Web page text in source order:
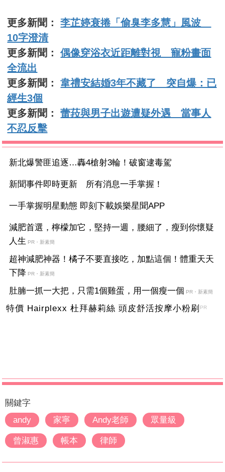
更多新聞：李芷婷衰捲「偷臭李多慧」風波
10字澄清
更多新聞：偶像穿浴衣近距離對視 寵粉畫面
全流出
更多新聞：韋禮安結婚3年不藏了 突自爆：已
經生3個
更多新聞：蕾菈與男子出遊遭疑外遇 當事人
不忍反擊
新北爆警匪追逐…轟4槍射3輪！破窗逮毒駕
新聞事件即時更新 所有消息一手掌握！
一手掌握明星動態 即刻下載娛樂星聞APP
減肥首選，檸檬加它，堅持一週，腰細了，瘦到你懷疑
人生 PR・新素簡
超神減肥神器！橘子不要直接吃，加點這個！體重天天
下降 PR・新素簡
肚腩一抓一大把，只需1個雞蛋，用一個瘦一個 PR・新素簡
特價 Hairplexx 杜拜赫莉絲 頭皮舒活按摩小粉刷 PR
關鍵字
andy
家寧 Andy老師 眾量級
曾淑惠 帳本 律師